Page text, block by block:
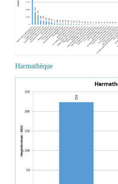
Harmathèque